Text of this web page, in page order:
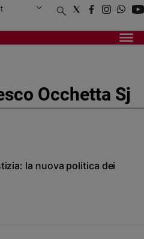
Occhetta Sj
la nuova politica dei